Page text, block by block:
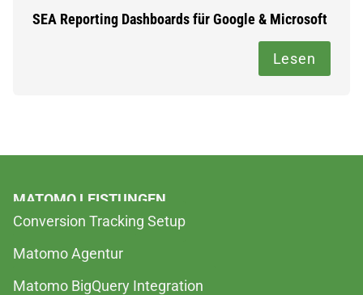
SEA Reporting Dashboards für Google & Microsoft
Lesen
MATOMO LEISTUNGEN
Conversion Tracking Setup
Matomo Agentur
Matomo BigQuery Integration